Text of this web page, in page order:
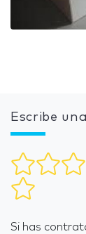
Escribe
Si has